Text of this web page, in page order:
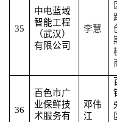
35
中电蓝域
智能工程
（武汉）
有限公司
李慧
36
百色市广
业保鲜技
术服务有
邓伟
江